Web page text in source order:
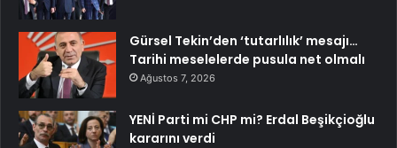
Gürsel Tekin’den ‘tutarlılık’ mesajı…
Tarihi meselelerde pusula net olmalı
Ağustos 7, 2026
YENİ Parti mi CHP mi? Erdal Beşikçioğlu
kararını verdi